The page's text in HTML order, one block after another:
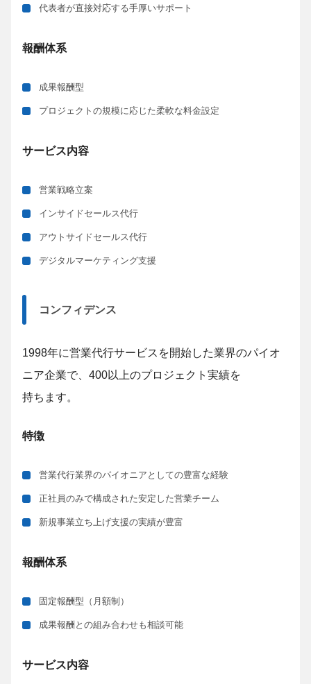
代表者が直接対応する手厚いサポート
報酬体系
成果報酬型
プロジェクトの規模に応じた柔軟な料金設定
サービス内容
営業戦略立案
インサイドセールス代行
アウトサイドセールス代行
デジタルマーケティング支援
コンフィデンス
1998年に営業代行サービスを開始した業界のパイオ
ニア企業で、400以上のプロジェクト実績を
持ちます。
特徴
営業代行業界のパイオニアとしての豊富な経験
正社員のみで構成された安定した営業チーム
新規事業立ち上げ支援の実績が豊富
報酬体系
固定報酬型（月額制）
成果報酬との組み合わせも相談可能
サービス内容